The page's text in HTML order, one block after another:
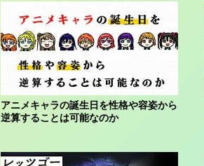
アニメキャラの誕生日を性格や容姿から
逆算することは可能なのか